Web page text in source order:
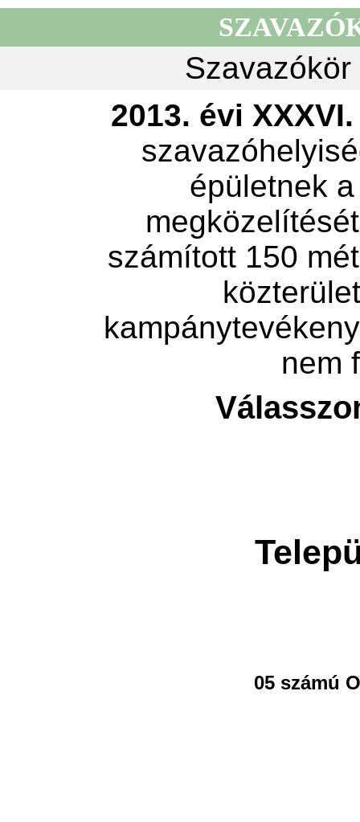
2013. évi
épületnek
számított 150
nem
05 számú